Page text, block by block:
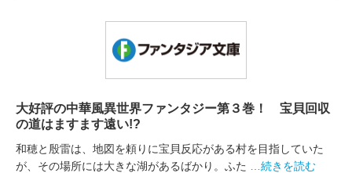
大好評の中華風異世界ファンタジー第３巻！ 宝貝回収
の道はますます遠い!?
和穂と殷雷は、地図を頼りに宝貝反応がある村を目指していた
が、その場所には大きな湖があるばかり。ふた
…続きを読む